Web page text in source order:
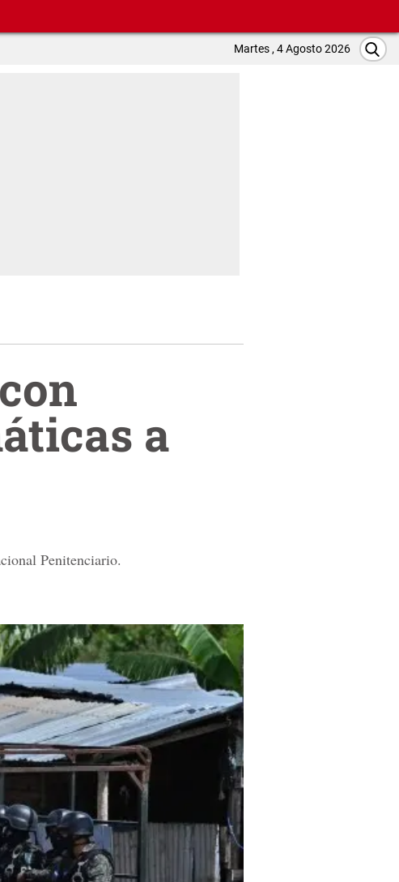
Martes , 4 Agosto 2026
a
Penitenciario.